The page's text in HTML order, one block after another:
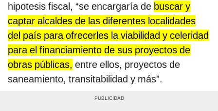
hipotesis fiscal, “se encargaría de buscar y
captar alcaldes de las diferentes localidades
del país para ofrecerles la viabilidad y celeridad
para el financiamiento de sus proyectos de
obras públicas, entre ellos, proyectos de
saneamiento, transitabilidad y más”.